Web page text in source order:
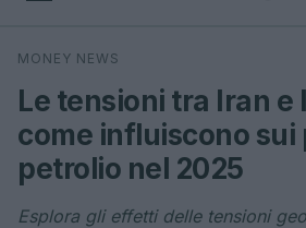
Cerca
MONEY NEWS
Le tensioni tra Iran e
come influiscono sui
petrolio nel 2025
Esplora gli effetti delle tensioni